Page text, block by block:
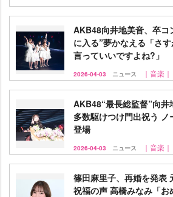
AKB48向井地美音、卒コ
に入る”夢かなえる「さ
言っていいですよね?」
2026-04-03 ニュース ｜音楽｜
AKB48“最長総監督”向井
多数駆けつけ門出祝う
登場
2026-04-03 ニュース ｜音楽｜
篠田麻里子、再婚を発表
祝福の声 高橋みなみ「お